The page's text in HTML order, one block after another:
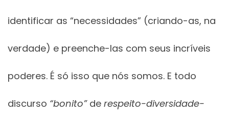
identificar as “necessidades” (criando-as, na
verdade) e preenche-las com seus incríveis
poderes. É só isso que nós somos. E todo
discurso “bonito”de respeito-diversidade-